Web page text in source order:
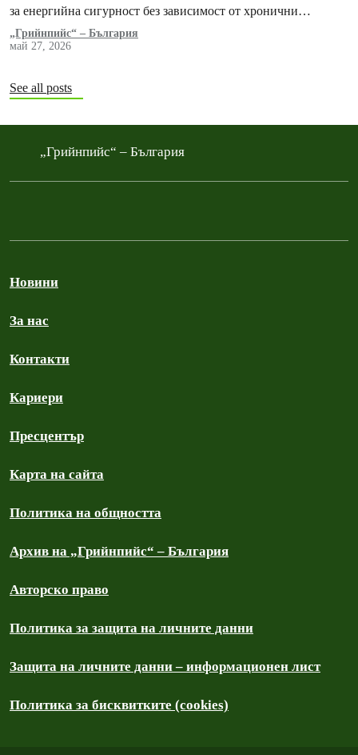
за енергийна сигурност без зависимост от хронични
замърсители
„Грийнпийс“ – България
май 27, 2026
See all posts
„Грийнпийс“ – България
Новини
За нас
Контакти
Кариери
Пресцентър
Карта на сайта
Политика на общността
Архив на „Грийнпийс“ – България
Авторско право
Политика за защита на личните данни
Защита на личните данни – информационен лист
Политика за бисквитките (cookies)